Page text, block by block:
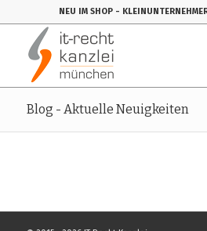
NEU IM SHOP -
Blog - Aktuelle Neuigkeiten